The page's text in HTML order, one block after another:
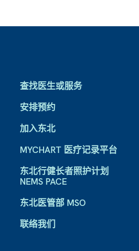
查找医生或服务
安排预约
加入东北
MYCHART 医疗记录平台
东北行健长者照护计划
NEMS PACE
东北医管部 MSO
联络我们